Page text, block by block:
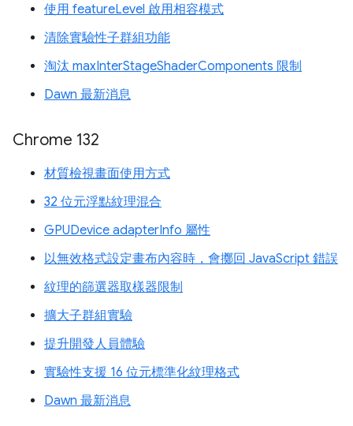
使用 featureLevel 啟用相容模式
清除實驗性子群組功能
淘汰 maxInterStageShaderComponents 限制
Dawn 最新消息
Chrome 132
材質檢視畫面使用方式
32 位元浮點紋理混合
GPUDevice adapterInfo 屬性
以無效格式設定畫布內容時，會擲回 JavaScript 錯誤
紋理的篩選器取樣器限制
擴大子群組實驗
提升開發人員體驗
實驗性支援 16 位元標準化紋理格式
Dawn 最新消息